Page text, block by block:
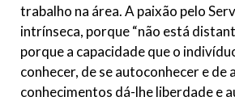
trabalho na área. A paixão pelo
intrínseca, porque “não está
porque a capacidade que o
conhecer, de se autoconhecer e de
conhecimentos dá-lhe liberdade e